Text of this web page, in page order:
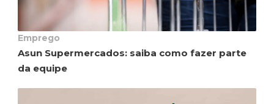
Emprego
Asun Supermercados: saiba como fazer parte
da equipe